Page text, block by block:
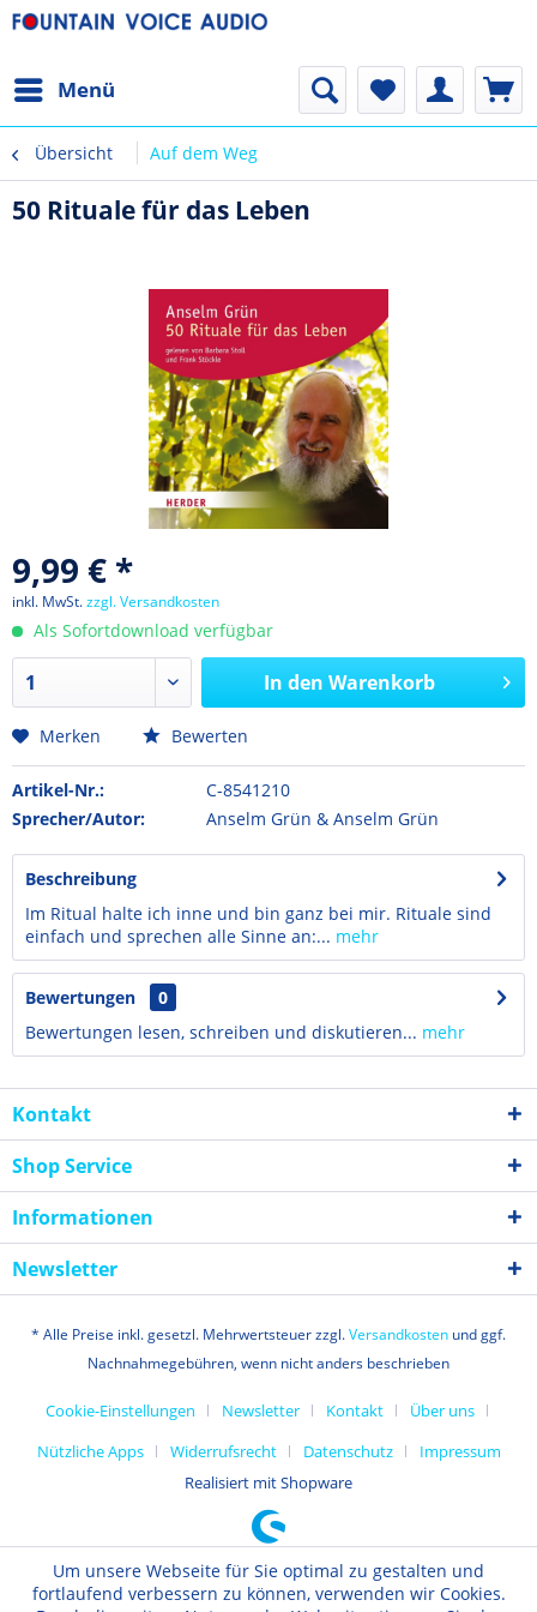
Menü
Übersicht Auf dem Weg
50 Rituale für das Leben
9,99 € *
inkl. MwSt.zzgl. Versandkosten
Als Sofortdownload verfügbar
In den Warenkorb
Merken Bewerten
Artikel-Nr.:
C-8541210
Sprecher/Autor:
Anselm Grün & Anselm Grün
Beschreibung
Im Ritual halte ich inne und bin ganz bei mir. Rituale sind
einfach und sprechen alle Sinne an:... mehr
Bewertungen
0
Bewertungen lesen, schreiben und diskutieren... mehr
Kontakt
Shop Service
Informationen
Newsletter
* Alle Preise inkl. gesetzl. Mehrwertsteuer zzgl.Versandkosten und ggf.
Nachnahmegebühren, wenn nicht anders beschrieben
Cookie-Einstellungen Newsletter Kontakt
Über uns
Nützliche Apps
Widerrufsrecht Datenschutz
Impressum
Realisiert mit Shopware
Um unsere Webseite für Sie optimal zu gestalten und
fortlaufend verbessern zu können, verwenden wir Cookies.